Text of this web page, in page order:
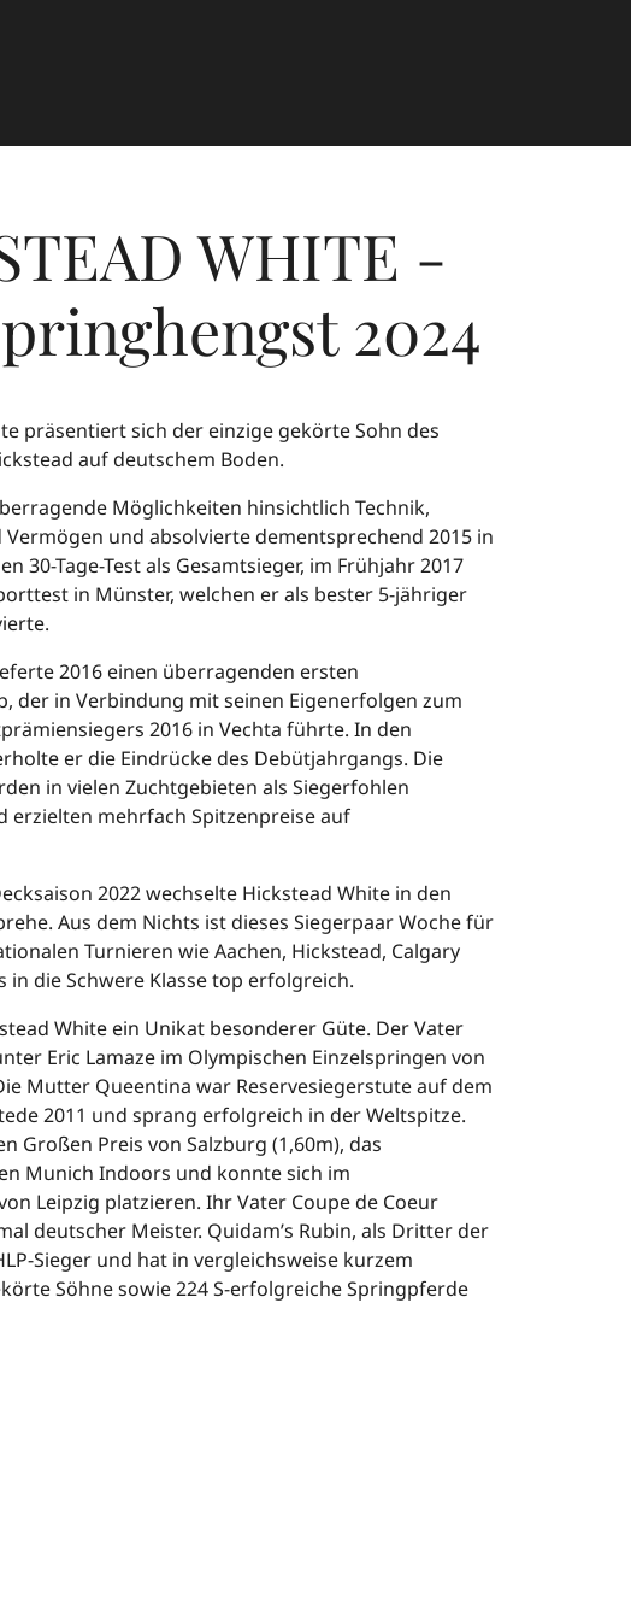
WHITE -
2024
präsentiert sich der einzige gekörte Sohn des
auf deutschem Boden.
Möglichkeiten hinsichtlich Technik,
Vermögen und absolvierte dementsprechend 2015 in
30-Tage-Test als Gesamtsieger, im Frühjahr 2017
in Münster, welchen er als bester 5-jähriger
2016 einen überragenden ersten
der in Verbindung mit seinen Eigenerfolgen zum
2016 in Vechta führte. In den
er die Eindrücke des Debütjahrgangs. Die
in vielen Zuchtgebieten als Siegerfohlen
erzielten mehrfach Spitzenpreise auf
2022 wechselte Hickstead White in den
Aus dem Nichts ist dieses Siegerpaar Woche für
Turnieren wie Aachen, Hickstead, Calgary
in die Schwere Klasse top erfolgreich.
White ein Unikat besonderer Güte. Der Vater
Eric Lamaze im Olympischen Einzelspringen von
Mutter Queentina war Reservesiegerstute auf dem
2011 und sprang erfolgreich in der Weltspitze.
Großen Preis von Salzburg (1,60m), das
Munich Indoors und konnte sich im
Leipzig platzieren. Ihr Vater Coupe de Coeur
deutscher Meister. Quidam’s Rubin, als Dritter der
Sieger und hat in vergleichsweise kurzem
Söhne sowie 224 S-erfolgreiche Springpferde